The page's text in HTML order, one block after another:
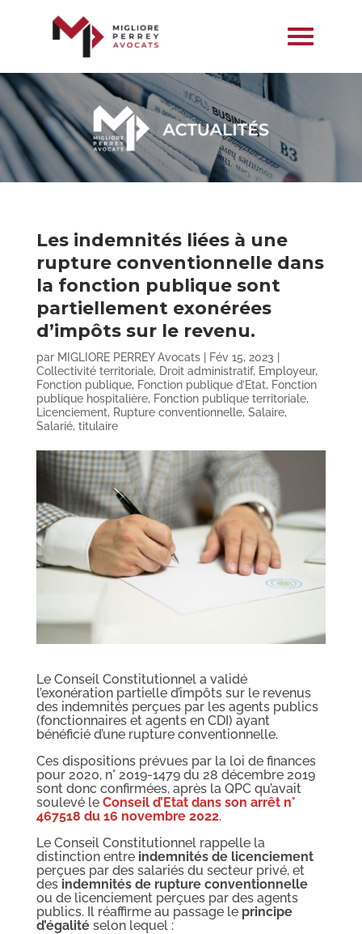
Les indemnités liées à une
rupture conventionnelle dans
la fonction publique sont
partiellement exonérées
d’impôts sur le revenu.
par MIGLIORE PERREY Avocats| Fév 15, 2023
Collectivité territoriale, Droit administratif, Employeur,
Fonction publique, Fonction publique d’Etat, Fonction
publique hospitalière, Fonction publique territoriale,
Licenciement, Rupture conventionnelle, Salaire,
Salarié, titulaire
Le Conseil Constitutionnel a validé
l’exonération partielle d’impôts sur le revenus
des indemnités perçues par les agents publics
(fonctionnaires et agents en CDI) ayant
bénéficié d’une rupture conventionnelle.
Ces dispositions prévues par la loi de finances
pour 2020, n° 2019-1479 du 28 décembre 2019
sont donc confirmées, après la QPC qu’avait
soulevé le Conseil d’Etat dans son arrêt n°
467518 du 16 novembre 2022.
Le Conseil Constitutionnel rappelle la
distinction entre indemnités de licenciement
perçues par des salariés du secteur privé, et
des indemnités de rupture conventionnelle
ou de licenciement perçues par des agents
publics. Il réaffirme au passage le principe
d’égalitéselon lequel :